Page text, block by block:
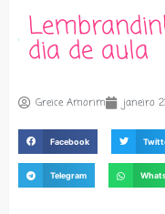
dia de aula
Greice Amorim janeiro
Facebook
Telegram